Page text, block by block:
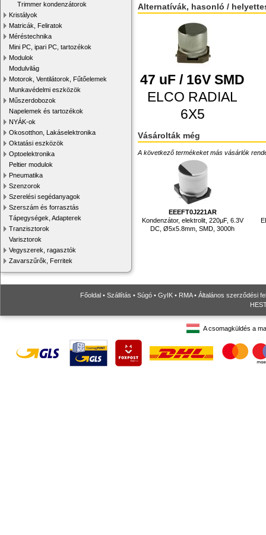
Trimmer kondenzátorok
Kristályok
Matricák, Feliratok
Méréstechnika
Mini PC, ipari PC, tartozékok
Modulok
Modulvilág
Motorok, Ventilátorok, Fűtőelemek
Munkavédelmi eszközök
Műszerdobozok
Napelemek és tartozékok
NYÁK-ok
Okosotthon, Lakáselektronika
Oktatási eszközök
Optoelektronika
Peltier modulok
Pneumatika
Szenzorok
Szerelési segédanyagok
Szerszám és forrasztás
Tápegységek, Adapterek
Tranzisztorok
Varisztorok
Vegyszerek, ragasztók
Zavarszűrők, Ferritek
Alternatívák, hasonló /
47 uF / 16V SMD
ELCO RADIAL
6X5
Vásárolták még
A következő termékeket más vásárlók
EEEFT0J221AR
Kondenzátor, elektrolit, 220µF, 6.3V
DC, Ø5x5.8mm, SMD, 3000h
Főoldal • Szállítás • Súgó • GyIK • RMA• Általános szerződési
A csomagküldés a